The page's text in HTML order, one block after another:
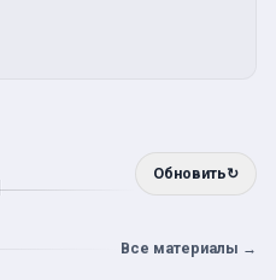
Обновить↻
Все материалы →